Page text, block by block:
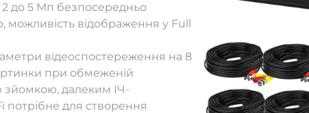
2 до 5 Мп безпосередньо
можливість відображення у Full
відеоспостереження на 8
при обмеженій
зйомкою, далеким ІЧ-
потрібне для створення